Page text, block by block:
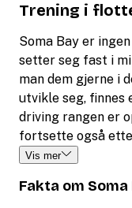
Trening i
Soma Bay er
setter seg fast i
man dem gjerne i
utvikle seg,
driving rangen er
fortsette også
Vis mer
Fakta om Soma